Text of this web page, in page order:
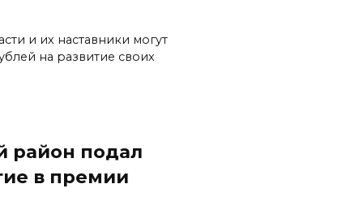
и их наставники могут
на развитие своих
район подал
в премии